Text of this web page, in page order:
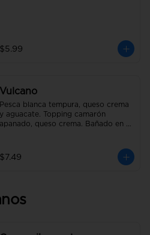
$5.99
Vulcano
Pesca blanca tempura, queso crema
y aguacate. Topping camarón
apanado, queso crema. Bañado en
$7.49